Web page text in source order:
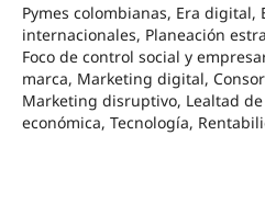
Pymes colombianas, Era digital,
internacionales, Planeación
Foco de control social y
marca, Marketing digital,
Marketing disruptivo, Lealtad
económica, Tecnología,